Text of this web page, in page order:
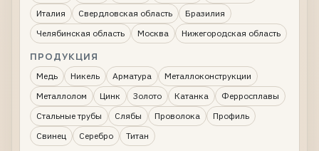
Италия
Свердловская область
Бразилия
Челябинская область
Москва Нижегородская область
ПРОДУКЦИЯ
Медь Никель Арматура
Металлоконструкции
Металлолом
Цинк Золото Катанка
Ферросплавы
Стальные трубы
Слябы Проволока
Профиль
Свинец
Серебро Титан